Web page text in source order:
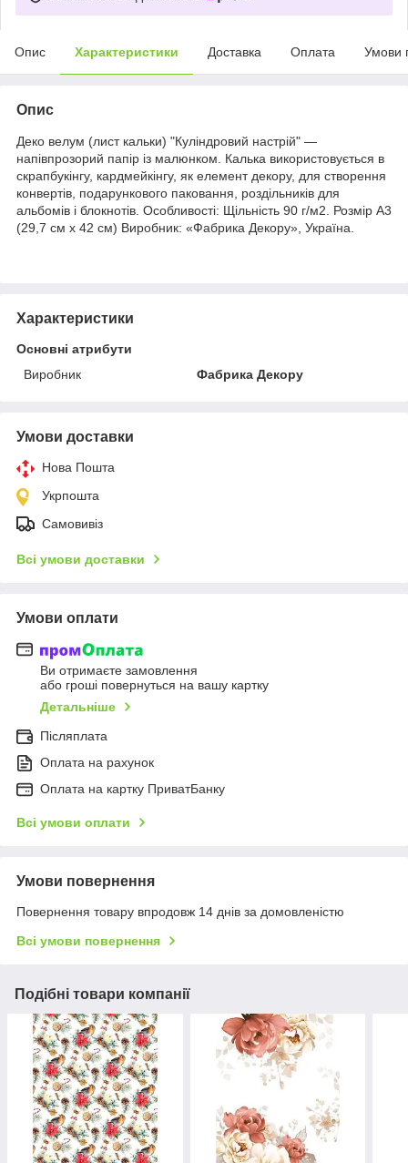
Опис Характеристики Доставка Оплата Умови
Опис
Деко велум (лист кальки) "Куліндровий настрій" —
напівпрозорий папір із малюнком. Калька використовується в
скрапбукінгу, кардмейкінгу, як елемент декору, для створення
конвертів, подарункового паковання, роздільників для
альбомів і блокнотів. Особливості: Щільність 90 г/м2. Розмір А3
(29,7 см х 42 см) Виробник: «Фабрика Декору», Україна.
Характеристики
Основні атрибути
Виробник
Фабрика Декору
Умови доставки
Нова Пошта
Укрпошта
Самовивіз
Всі умови доставки
Умови оплати
Ви отримаєте замовлення
або гроші повернуться на вашу картку
Детальніше
Післяплата
Оплата на рахунок
Оплата на картку ПриватБанку
Всі умови оплати
Умови повернення
Повернення товару впродовж 14 днів за домовленістю
Всі умови повернення
Подібні товари компанії